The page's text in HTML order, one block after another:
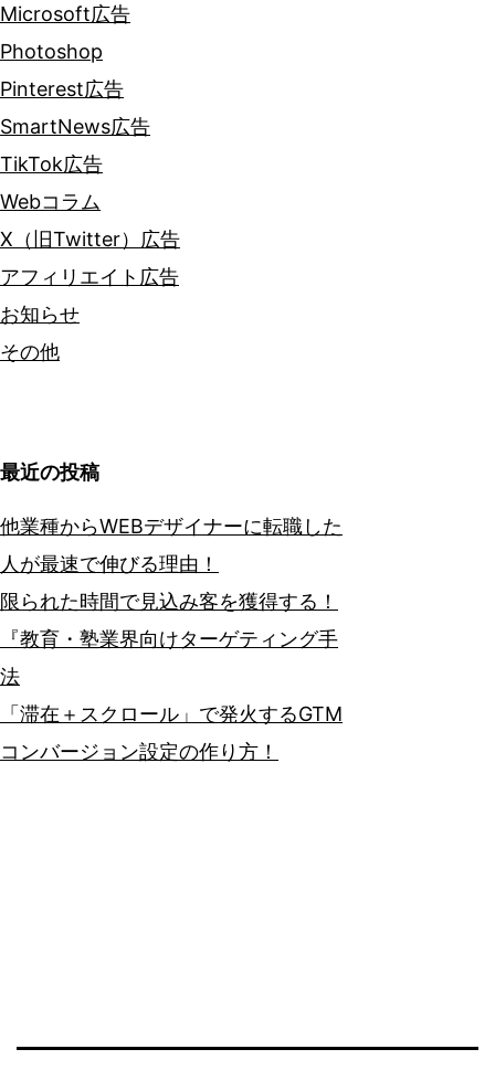
Microsoft広告
Photoshop
Pinterest広告
SmartNews広告
TikTok広告
Webコラム
X（旧Twitter）広告
アフィリエイト広告
お知らせ
その他
最近の投稿
他業種からWEBデザイナーに転職した
人が最速で伸びる理由！
限られた時間で見込み客を獲得する！
『教育・塾業界向けターゲティング手
法
「滞在＋スクロール」で発火するGTM
コンバージョン設定の作り方！